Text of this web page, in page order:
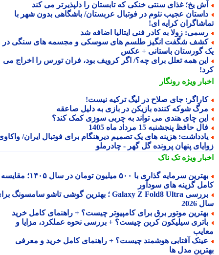
یخ؛ غذای سنتی خنکی که تابستان را دلپذیرتر می کند
عجیب نئوم در فوتبال عربستان/ باشگاهی بدون شهر با
کرایه ای!
زولا به کادر فنی ایتالیا اضافه شد
شگفت انگیز طلسم های سوسکی و مجسمه های سنگی در
گورستان باستانی + عکس
همه تعلل برای چه؟/ اگر کرویف بود، فران تورس را اخراج می
ویژهرونگار
جای صلاح در لیگ ترکیه نیست!
شوکه کننده بازیکن در بازی به دلیل صاعقه
چای هندی می تواند به چربی سوزی کمک کند؟
حافظ پنجشنبه 15 مرداد ماه 1405
هزینه های یک تصمیم دیرهنگام برای فوتبال ایران/ واکاوی
پنهان پرونده گل گهر - چادرملو
ویژهتک ناک
بهترین سرمایه گذاری با ۵۰۰ میلیون تومان در سال ۱۴۰۵؛ مقایسه
گزینه های سودآور
بررسی Galaxy Z Fold8 Ultra ؛ بهترین گوشی تاشو سامسونگ برای
2026
موتور برق برای کامپیوتر چیست؟ + راهنمای کامل خرید
سیلیکون کربن چیست؟ + بررسی نحوه عملکرد، مزایا و
آفتابی هوشمند چیست؟ + راهنمای کامل خرید و معرفی
مدل ها